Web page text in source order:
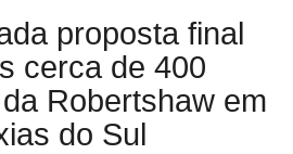
proposta final
cerca de 400
Robertshaw em
do Sul